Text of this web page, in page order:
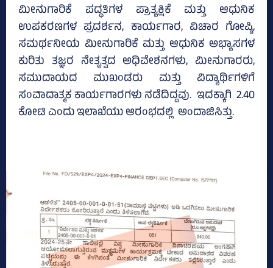
ಮೀನುಗಾರಿಕೆ ಪದ್ಧತಿಗಳ ಪ್ರಾತ್ಯಕ್ಷಿಕೆ ಮತ್ತು ಆಧುನಿಕ
ಉಪಕರಣಗಳ ಪ್ರದರ್ಶನ, ಕಾರ್ಯಗಾರ, ವಿಚಾರ ಗೋಷ್ಠಿ,
ಸಮರ್ಥನೀಯ ಮೀನುಗಾರಿಕೆ ಮತ್ತು ಆಧುನಿಕ ಅಭ್ಯಾಸಗಳ
ಕುರಿತು ತಜ್ಞರ ನೇತೃತ್ವದ ಅಧಿವೇಶನಗಳು, ಮೀನುಗಾರರು,
ಸಮುದಾಯದ ಮುಖಂಡರು ಮತ್ತು ವಿದ್ಯಾರ್ಥಿಗಳಿಗೆ
ಸಂವಾದಾತ್ಮಕ ಕಾರ್ಯಗಾರಗಳು ನಡೆದಿದ್ದವು. ಇದಕ್ಕಾಗಿ 2.40
ಕೋಟಿ ಎಂದು ಇಲಾಖೆಯು ಆರಂಭದಲ್ಲಿ ಅಂದಾಜಿಸಿತ್ತು.